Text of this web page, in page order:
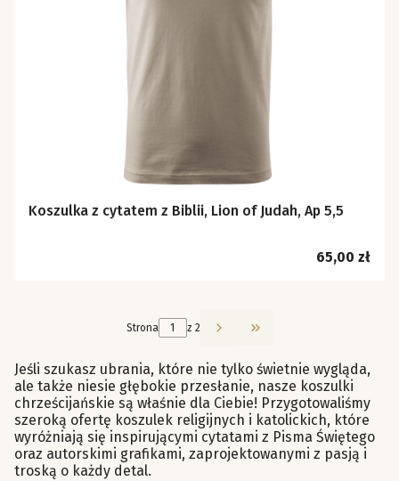
Koszulka z cytatem z Biblii, Lion of Judah, Ap 5,5
Cena
65,00 zł
Strona z 2 Przejdź do ostatniej
Jeśli szukasz ubrania, które nie tylko świetnie wygląda,
ale także niesie głębokie przesłanie, nasze koszulki
chrześcijańskie są właśnie dla Ciebie! Przygotowaliśmy
szeroką ofertę koszulek religijnych i katolickich, które
wyróżniają się inspirującymi cytatami z Pisma Świętego
oraz autorskimi grafikami, zaprojektowanymi z pasją i
troską o każdy detal.